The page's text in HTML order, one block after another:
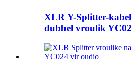
XLR Y-Splitter-
dubbel vroulik